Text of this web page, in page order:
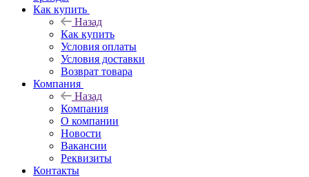
Как купить
Назад
Как купить
Условия оплаты
Условия доставки
Возврат товара
Компания
Назад
Компания
О компании
Новости
Вакансии
Реквизиты
Контакты